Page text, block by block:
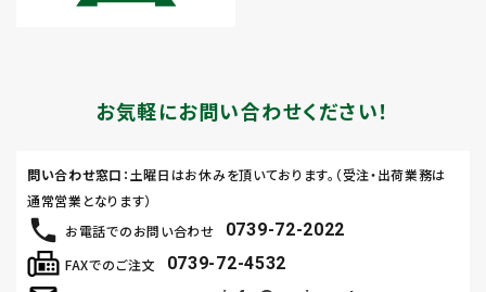
お気軽にお問い合わせください！
お電話でのお問い合わせ 0739-72-2022
FAXでのご注文 0739-72-4532
問い合わせ窓口 ：土曜日はお休みを頂いております。（受注・出荷業務は
通常営業となります）